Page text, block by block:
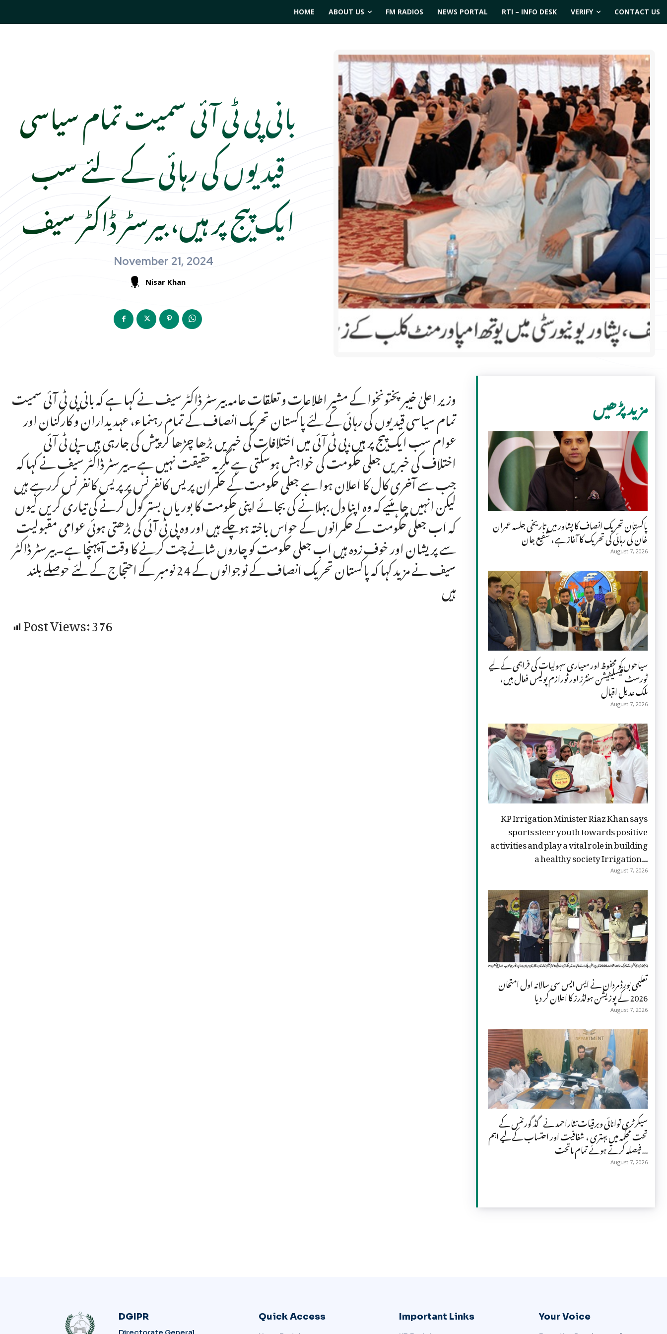
HOME ABOUT US FM RADIOS NEWS PORTAL RTI – INFO DESK VERIFY CONTACT US
بانی پی ٹی آئی سمیت تمام سیاسی
قیدیوں کی رہائی کے لئے سب
ایک پیج پر ہیں، بیرسٹر ڈاکٹر سیف
November 21, 2024
Nisar Khan
وزیر اعلیٰ خیبر پختونخوا کے مشیر اطلاعات و تعلقات عامہ بیرسٹر ڈاکٹر سیف نے کہا ہے کہ بانی پی ٹی آئی سمیت
تمام سیاسی قیدیوں کی رہائی کے لئے پاکستان تحریک انصاف کے تمام رہنماء، عہدیداران و کارکنان اور
عوام سب ایک پیج پر ہیں،پی ٹی آئی میں اختلافات کی خبریں بڑھا چڑھا کر پیش کی جارہی ہیں۔پی ٹی آئی
اختلاف کی خبریں جعلی حکومت کی خواہش ہوسکتی ہے مگر یہ حقیقت نہیں ہے۔بیرسٹر ڈاکٹر سیف نے کہا کہ
جب سے آخری کال کا اعلان ہوا ہے جعلی حکومت کے حکمران پریس کانفرنس پر پریس کانفرنس کررہے ہیں
لیکن انہیں چاہئیے کہ وہ اپنا دل بہلانے کی بجائے اپنی حکومت کا بوریاں بستر گول کرنے کی تیاری کریں کیوں
کہ اب جعلی حکومت کے حکمرانوں کے حواس باختہ ہوچکے ہیں اور وہ پی ٹی آئی کی بڑھتی ہوئی عوامی مقبولیت
سے پریشان اور خوف زدہ ہیں اب جعلی حکومت کو چاروں شانے چت کرنے کا وقت آپہنچا ہے۔بیرسٹر ڈاکٹر
سیف نے مزید کہا کہ پاکستان تحریک انصاف کے نوجوانوں کے 24 نومبر کے احتجاج کے لئے حوصلے بلند
ہیں
Post Views:376
مزید پڑھیں
پاکستان تحریک انصاف کا پشاور میں تاریخی جلسہ عمران
خان کی رہائی کی تحریک کا آغاز ہے، شفیع جان
August 7, 2026
سیاحوں کو محفوظ اور معیاری سہولیات کی فراہمی کے لیے
ٹورسٹ فیسلیٹیشن سنٹرز اور ٹورازم پولیس فعال ہیں،
ملک عدیل اقبال
August 7, 2026
KP Irrigation Minister Riaz Khan says
sports steer youth towards positive
activities and play a vital role in building
a healthy society Irrigation...
August 7, 2026
تعلیمی بورڈ مردان نے ایس ایس سی سالانہ اول امتحان
2026 کے پوزیشن ہولڈرز کا اعلان کر دیا
August 7, 2026
سیکرٹری توانائی وبرقیات نثاراحمد نے گڈ گورننس کے
تحت محکمہ میں بہتری ، شفافیت اور احتساب کے لیے اہم
فیصلہ کرتے ہوئے تمام ماتحت...
August 7, 2026
DGIPR Quick Access Important Links Your Voice